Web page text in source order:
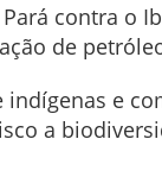
contra o
de
e
a